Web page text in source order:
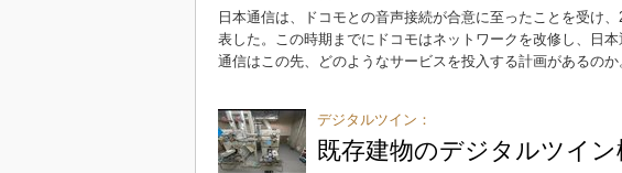
日本通信は、ドコモとの音声接続が合意に至ったことを受け
表した。この時期までにドコモはネットワークを改修し、日
通信はこの先、どのようなサービスを投入する計画があるのか
デジタルツイン：
既存建物のデジタルツイ